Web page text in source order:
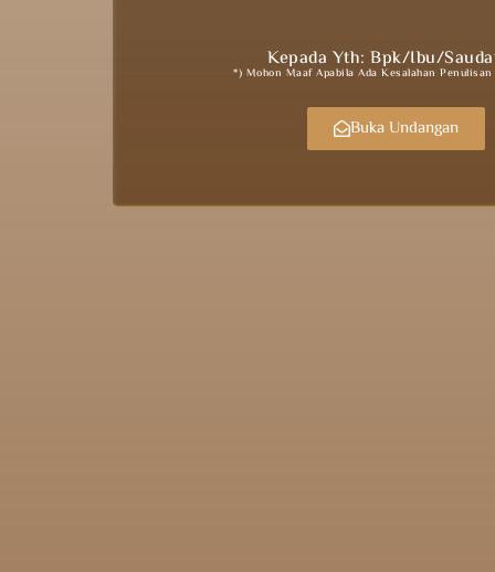
Kepada Yth: Bpk/Ibu/
*) Mohon Maaf Apabila Ada Kesalahan
Buka Undangan